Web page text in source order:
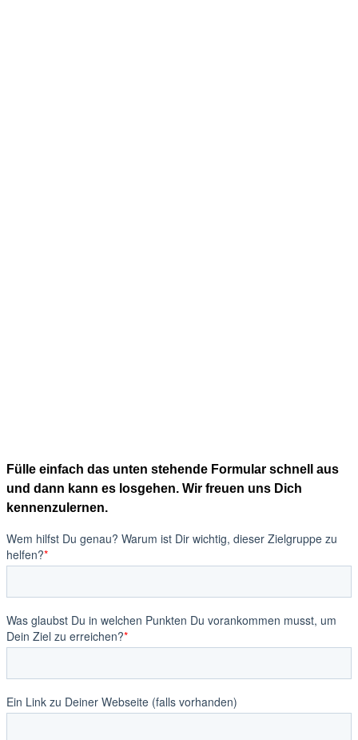
Fülle einfach das unten stehende Formular schnell aus
und dann kann es losgehen. Wir freuen uns Dich
kennenzulernen.